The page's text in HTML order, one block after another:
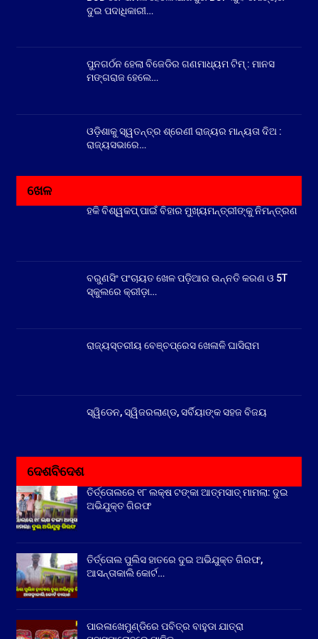
ଦୁଇ ପଦାଧିକାରୀ…
ପୁନଗର୍ଠନ ହେଲା ବିଜେଡିର ଗଣମାଧ୍ୟମ ଟିମ୍ : ମାନସ
ମଙ୍ଗରାଜ ହେଲେ…
ଓଡ଼ିଶାକୁ ସ୍ୱତନ୍ତ୍ର ଶ୍ରେଣୀ ରାଜ୍ୟର ମାନ୍ୟତା ଦିଅ :
ରାଜ୍ୟସଭାରେ…
ଖେଳ
ହକି ବିଶ୍ୱକପ୍ ପାଇଁ ବିହାର ମୁଖ୍ୟମନ୍ତ୍ରୀଙ୍କୁ ନିମନ୍ତ୍ରଣ
ବରୁଣସିଂ ପଂଚାୟତ ଖେଳ ପଡ଼ିଆର ଉନ୍ନତି କରଣ ଓ 5T
ସ୍କୁଲରେ କ୍ରୀଡ଼ା…
ରାଜ୍ୟସ୍ତରୀୟ ବେଞ୍ଚପ୍ରେସ ଖେଳାଳି ଘାସିରାମ
ସ୍ୱିଡେନ, ସ୍ୱିଜରଲାଣ୍ଡ, ସର୍ବିୟାଙ୍କ ସହଜ ବିଜୟ
ଦେଶବିଦେଶ
ତିର୍ତ୍ତୋଲରେ ୧୮ ଲକ୍ଷ ଟଙ୍କା ଆତ୍ମସାତ୍ ମାମଲା: ଦୁଇ
ଅଭିଯୁକ୍ତ ଗିରଫ
ତିର୍ତ୍ତୋଲ ପୁଲିସ ହାତରେ ଦୁଇ ଅଭିଯୁକ୍ତ ଗିରଫ,
ଆସନ୍ତାକାଲି କୋର୍ଟ…
ପାରଳାଖେମୁଣ୍ଡିରେ ପବିତ୍ର ବାହୁଡା ଯାତ୍ରା